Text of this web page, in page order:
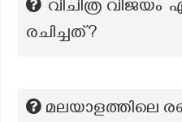
‘വിചിത്ര
രചിച്ചത്?
മലയാളത്തിലെ